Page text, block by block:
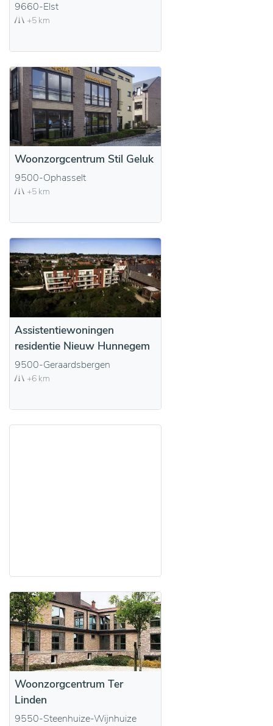
9660-Elst
+5 km
Woonzorgcentrum Stil Geluk
9500-Ophasselt
+5 km
Assistentiewoningen
residentie Nieuw Hunnegem
9500-Geraardsbergen
+6 km
Woonzorgcentrum Ter
Linden
9550-Steenhuize-Wijnhuize